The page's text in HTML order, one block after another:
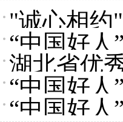
"诚心相约
“中国好人
湖北省优
“中国好
“中国好